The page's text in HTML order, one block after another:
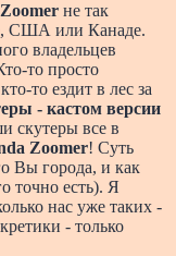
не так
США или Канаде.
владельцев
то просто
то ездит в лес за
- кастом версии
скутеры все в
Zoomer! Суть
Вы города, и как
точно есть). Я
нас уже таких -
- только